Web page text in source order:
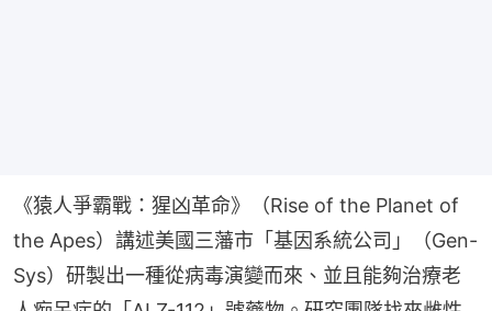
《猿人爭霸戰：猩凶革命》（Rise of the Planet of
the Apes）講述美國三藩市「基因系統公司」（Gen-
Sys）研製出一種從病毒演變而來、並且能夠治療老